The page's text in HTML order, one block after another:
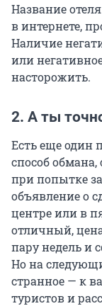
Название
в интернете,
Наличие
или
насторожить.
2. А ты
Есть еще один
способ
при попытке
объявление о
центре или в
отличный,
пару недель и
Но на
странное — к
туристов и